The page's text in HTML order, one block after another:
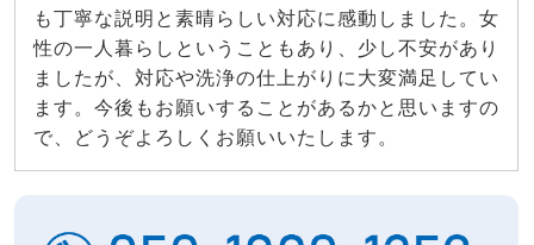
も丁寧な説明と素晴らしい対応に感動しました。女
性の一人暮らしということもあり、少し不安があり
ましたが、対応や洗浄の仕上がりに大変満足してい
ます。今後もお願いすることがあるかと思いますの
で、どうぞよろしくお願いいたします。